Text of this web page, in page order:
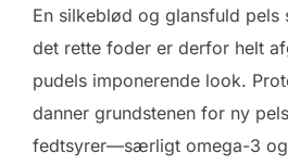
En silkeblød og glansfuld pels
det rette foder er derfor helt
pudels imponerende look.
danner grundstenen for ny
fedtsyrer—særligt omega-3